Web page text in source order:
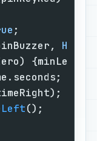
HIGH
=